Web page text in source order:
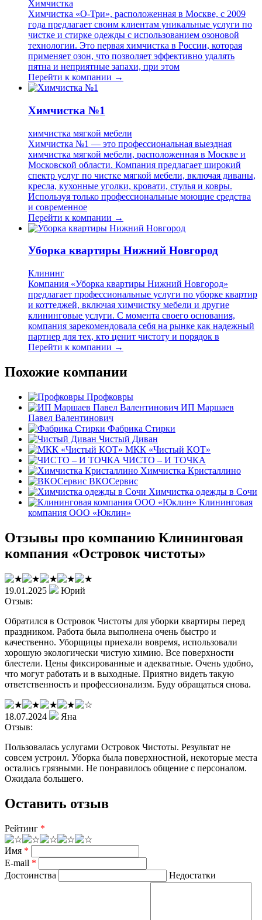
Химчистка
Химчистка «О-Три», расположенная в Москве, с 2009
года предлагает своим клиентам уникальные услуги по
чистке и стирке одежды с использованием озоновой
технологии. Это первая химчистка в России, которая
применяет озон, что позволяет эффективно удалять
пятна и неприятные запахи, при этом
Перейти к компании →
Химчистка №1
химчистка мягкой мебели
Химчистка №1 — это профессиональная выездная
химчистка мягкой мебели, расположенная в Москве и
Московской области. Компания предлагает широкий
спектр услуг по чистке мягкой мебели, включая диваны,
кресла, кухонные уголки, кровати, стулья и ковры.
Используя только профессиональные моющие средства
и современное
Перейти к компании →
Уборка квартиры Нижний Новгород
Клининг
Компания «Уборка квартиры Нижний Новгород»
предлагает профессиональные услуги по уборке квартир
и коттеджей, включая химчистку мебели и другие
клининговые услуги. С момента своего основания,
компания зарекомендовала себя на рынке как надежный
партнер для тех, кто ценит чистоту и порядок в
Перейти к компании →
Похожие компании
Профковры
ИП Маршаев
Павел Валентинович
Фабрика Стирки
Чистый Диван
МКК «Чистый КОТ»
ЧИСТО – И ТОЧКА
Химчистка Кристаллино
ВКОСервис
Химчистка одежды в Сочи
Клининговая
компания ООО «Юклин»
Отзывы про компанию Клининговая
компания «Островок чистоты»
19.01.2025
Юрий
Отзыв:
Обратился в Островок Чистоты для уборки квартиры перед
праздником. Работа была выполнена очень быстро и
качественно. Уборщицы приехали вовремя, использовали
хорошую экологически чистую химию. Все поверхности
блестели. Цены фиксированные и адекватные. Очень удобно,
что могут работать и в выходные. Приятно видеть такую
ответственность и профессионализм. Буду обращаться снова.
18.07.2024
Яна
Отзыв:
Пользовалась услугами Островок Чистоты. Результат не
совсем устроил. Уборка была поверхностной, некоторые места
остались грязными. Не понравилось общение с персоналом.
Ожидала большего.
Оставить отзыв
Рейтинг *
Имя *
E-mail *
Достоинства
Недостатки